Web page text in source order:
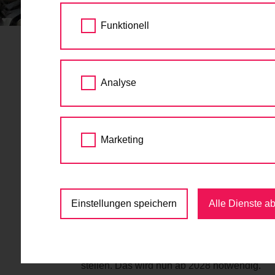
STARTSEITE AKTUELLES
Steinitzsteg
neue Radwege
21.05.2026
stärksten befahrenen Donauquerungen
Sinne der Verkehrssicherheit
stellen. Das wird nun ab 2028 notwendig.
Funktionell
Analyse
Marketing
Einstellungen speichern Alle Dienste